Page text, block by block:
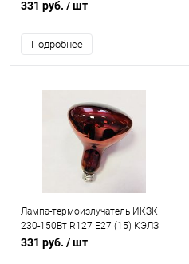
8105005
331 руб. / шт
Подробнее
Лампа-термоизлучатель ИКЗК
230-150Вт R127 E27 (15) КЭЛЗ
8105006
331 руб. / шт